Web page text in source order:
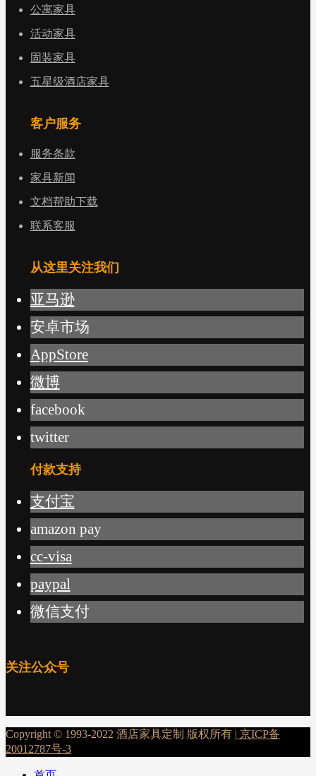
公寓家具
活动家具
固装家具
五星级酒店家具
客户服务
服务条款
家具新闻
文档帮助下载
联系客服
从这里关注我们
亚马逊
安卓市场
AppStore
微博
facebook
twitter
付款支持
支付宝
amazon pay
cc-visa
paypal
微信支付
关注公众号
Copyright © 1993-2022 酒店家具定制 版权所有 | 京ICP备
20012787号-3